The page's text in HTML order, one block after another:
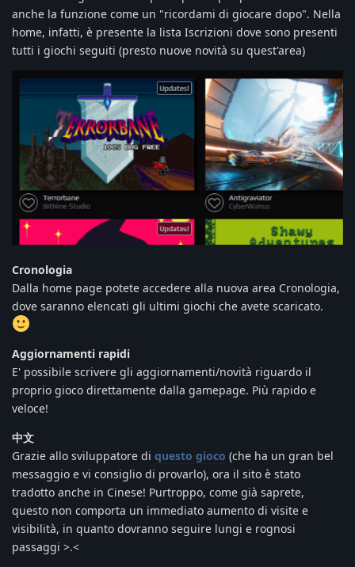
anche la funzione come un "ricordami di giocare dopo". Nella
home, infatti, è presente la lista Iscrizioni dove sono presenti
tutti i giochi seguiti (presto nuove novità su quest'area)
Cronologia
Dalla home page potete accedere alla nuova area Cronologia,
dove saranno elencati gli ultimi giochi che avete scaricato.
Aggiornamenti rapidi
E' possibile scrivere gli aggiornamenti/novità riguardo il
proprio gioco direttamente dalla gamepage. Più rapido e
veloce!
中文
Grazie allo sviluppatore di questo gioco (che ha un gran bel
messaggio e vi consiglio di provarlo), ora il sito è stato
tradotto anche in Cinese! Purtroppo, come già saprete,
questo non comporta un immediato aumento di visite e
visibilità, in quanto dovranno seguire lungi e rognosi
passaggi >.<